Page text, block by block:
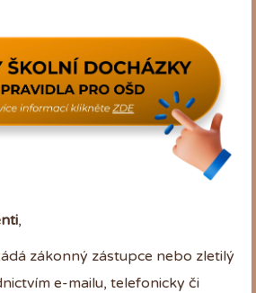
,
zákonný zástupce nebo zletilý
e-mailu, telefonicky či